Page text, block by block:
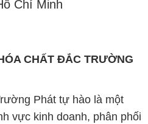
Chí Minh
CHẤT ĐẮC TRƯỜNG
Phát tự hào là một
vực kinh doanh, phân phối